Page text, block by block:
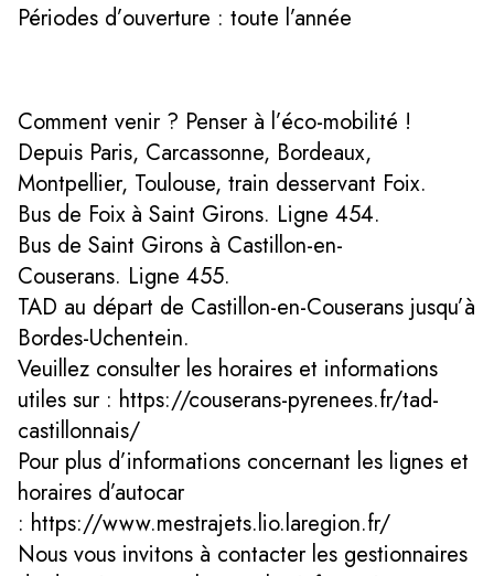
Périodes d’ouverture : toute l’année
Comment venir ? Penser à l’éco-mobilité !
Depuis Paris, Carcassonne, Bordeaux,
Montpellier, Toulouse, train desservant Foix.
Bus de Foix à Saint Girons. Ligne 454.
Bus de Saint Girons à Castillon-en-
Couserans. Ligne 455.
TAD au départ de Castillon-en-Couserans jusqu’à
Bordes-Uchentein.
Veuillez consulter les horaires et informations
utiles sur : https://couserans-pyrenees.fr/tad-
castillonnais/
Pour plus d’informations concernant les lignes et
horaires d’autocar
: https://www.mestrajets.lio.laregion.fr/
Nous vous invitons à contacter les gestionnaires